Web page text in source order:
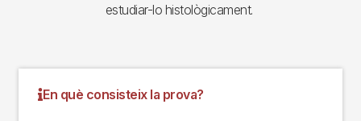
estudiar-lo histològicament.
En què consisteix la prova?